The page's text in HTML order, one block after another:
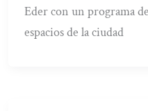
Eder con un programa
espacios de la ciudad